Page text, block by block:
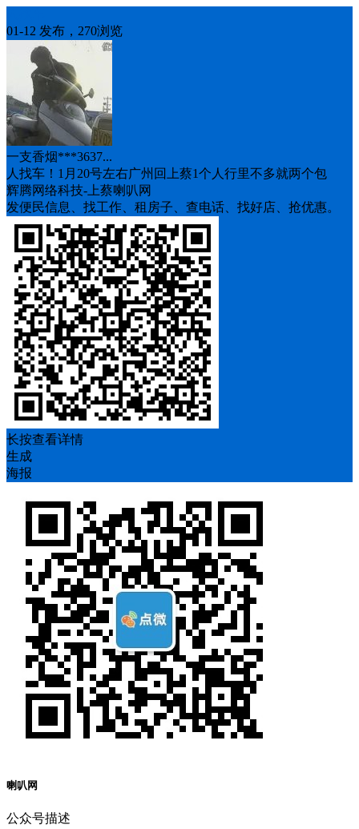
01-12 发布，270浏览
一支香烟***3637...
人找车！1月20号左右广州回上蔡1个人行里不多就两个包
辉腾网络科技-上蔡喇叭网
发便民信息、找工作、租房子、查电话、找好店、抢优惠。
长按查看详情
生成
海报
喇叭网
公众号描述